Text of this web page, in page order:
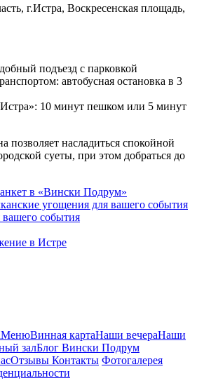
г.Истра, Воскресенская площадь,
подъезд с парковкой
автобусная остановка в 3
10 минут пешком или 5 минут
позволяет насладиться спокойной
суеты, при этом добраться до
в «Вински Подрум»
угощения для вашего события
события
в Истре
МенюВинная картаНаши вечераНаши
залБлог Вински Подрум
Отзывы Контакты Фотогалерея